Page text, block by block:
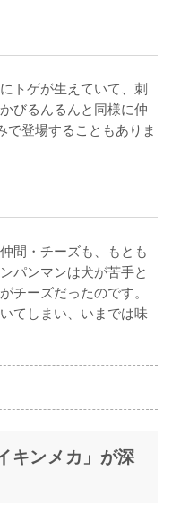
トゲが生えていて、刺
びるんるんと同様に仲
登場することもありま
間・チーズも、もとも
パンマンは犬が苦手と
チーズだったのです。
てしまい、いまでは味
キンメカ」が深